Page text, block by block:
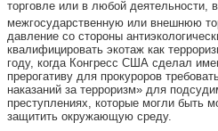
торговле или в любой деятельности,
межгосударственную или внешнюю
давление со стороны
квалифицировать экотаж как
году, когда Конгресс США сделал
прерогативу для прокуроров
наказаний за терроризм» для
преступлениях, которые могли быть
защитить окружающую среду.